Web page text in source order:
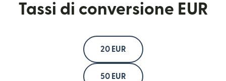
Tassi di conversione EUR
20 EUR
50 EUR